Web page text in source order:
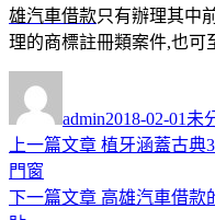
雄汽車借款只有辦理其中
理的商標註冊類案件,也可
者
admin佈
日
2018-02-01 類
未
文
章
上一篇文章 上
篇
植牙涵蓋古典
門窗
下一篇文章 下
高雄汽車借款